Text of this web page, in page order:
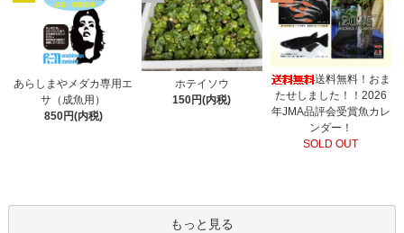
あらしまやメダカ専用エ
サ（成魚用）
850円(内税)
ホテイソウ
150円(内税)
送料無料！おま
たせしました！！2026
年JMA品評会受賞魚カレ
ンダー！
SOLD OUT
もっと見る